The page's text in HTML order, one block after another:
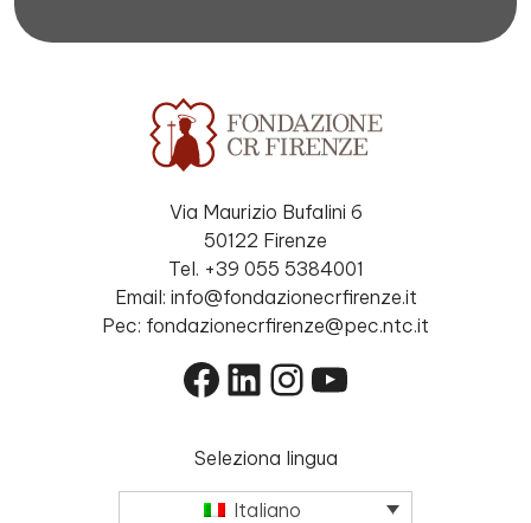
Via Maurizio Bufalini 6
50122 Firenze
Tel. +39 055 5384001
Email: info@fondazionecrfirenze.it
Pec: fondazionecrfirenze@pec.ntc.it
Facebook
LinkedIn
Instagram
YouTube
Seleziona lingua
Italiano